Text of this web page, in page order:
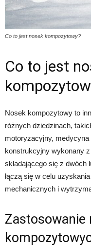
Co to jest nosek kompozytowy?
Co to jest
Nosek kompozytowy to
różnych dziedzinach,
motoryzacyjny,
konstrukcyjny wykonany
składającego się z dwóch
łączą się w celu
mechanicznych i
Zastosowanie